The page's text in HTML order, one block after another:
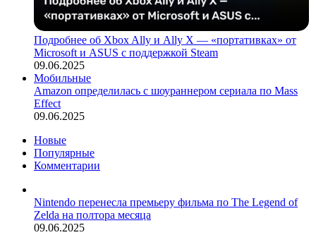
Подробнее об Xbox Ally и Ally X — «портативках» от
Microsoft и ASUS с поддержкой Steam
09.06.2025
Мобильные
Amazon определилась с шоураннером сериала по Mass
Effect
09.06.2025
Новые
Популярные
Комментарии
Nintendo перенесла премьеру фильма по The Legend of
Zelda на полтора месяца
09.06.2025